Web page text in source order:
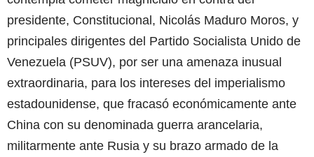
presidente, Constitucional, Nicolás Maduro Moros, y
principales dirigentes del Partido Socialista Unido de
Venezuela (PSUV), por ser una amenaza inusual
extraordinaria, para los intereses del imperialismo
estadounidense, que fracasó económicamente ante
China con su denominada guerra arancelaria,
militarmente ante Rusia y su brazo armado de la